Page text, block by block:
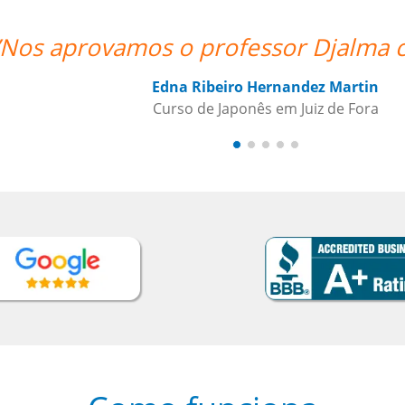
aprovamos o professor Djalma com
Edna Ribeiro Hernandez Martin
Curso de Japonês em Juiz de Fora